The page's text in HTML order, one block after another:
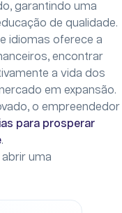
garantindo uma
de qualidade.
idiomas oferece a
encontrar
a vida dos
em expansão.
o empreendedor
para prosperar
.
uma